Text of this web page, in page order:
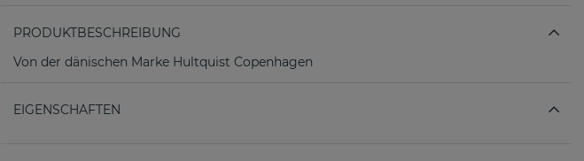
PRODUKTBESCHREIBUNG
Von der dänischen Marke Hultquist Copenhagen
EIGENSCHAFTEN